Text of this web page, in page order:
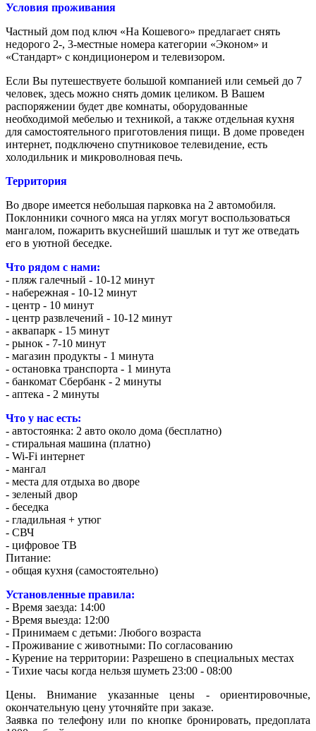
Условия проживания
Частный дом под ключ «На Кошевого» предлагает снять
недорого 2-, 3-местные номера категории «Эконом» и
«Стандарт» с кондиционером и телевизором.
Если Вы путешествуете большой компанией или семьей до 7
человек, здесь можно снять домик целиком. В Вашем
распоряжении будет две комнаты, оборудованные
необходимой мебелью и техникой, а также отдельная кухня
для самостоятельного приготовления пищи. В доме проведен
интернет, подключено спутниковое телевидение, есть
холодильник и микроволновая печь.
Территория
Во дворе имеется небольшая парковка на 2 автомобиля.
Поклонники сочного мяса на углях могут воспользоваться
мангалом, пожарить вкуснейший шашлык и тут же отведать
его в уютной беседке.
Что рядом с нами:
- пляж галечный - 10-12 минут
- набережная - 10-12 минут
- центр - 10 минут
- центр развлечений - 10-12 минут
- аквапарк - 15 минут
- рынок - 7-10 минут
- магазин продукты - 1 минута
- остановка транспорта - 1 минута
- банкомат Сбербанк - 2 минуты
- аптека - 2 минуты
Что у нас есть:
- автостоянка: 2 авто около дома (бесплатно)
- стиральная машина (платно)
- Wi-Fi интернет
- мангал
- места для отдыха во дворе
- зеленый двор
- беседка
- гладильная + утюг
- СВЧ
- цифровое ТВ
Питание:
- общая кухня (самостоятельно)
Установленные правила:
- Время заезда: 14:00
- Время выезда: 12:00
- Принимаем с детьми: Любого возраста
- Проживание с животными: По согласованию
- Курение на территории: Разрешено в специальных местах
- Тихие часы когда нельзя шуметь 23:00 - 08:00
Цены. Внимание указанные цены - ориентировочные,
окончательную цену уточняйте при заказе.
Заявка по телефону или по кнопке бронировать, предоплата